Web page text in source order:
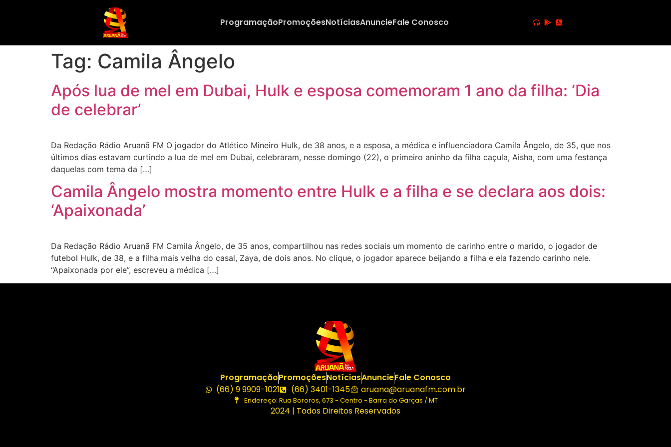
ProgramaçãoPromoçõesNotíciasAnuncieFale Conosco
Tag: Camila Ângelo
Após lua de mel em Dubai, Hulk e esposa comemoram 1 ano da filha: ‘Dia
de celebrar’
Da Redação Rádio Aruanã FM O jogador do Atlético Mineiro Hulk, de 38 anos, e a esposa, a médica e influenciadora Camila Ângelo, de 35, que nos
últimos dias estavam curtindo a lua de mel em Dubai, celebraram, nesse domingo (22), o primeiro aninho da filha caçula, Aisha, com uma festança
daquelas com tema da […]
Camila Ângelo mostra momento entre Hulk e a filha e se declara aos dois:
‘Apaixonada’
Da Redação Rádio Aruanã FM Camila Ângelo, de 35 anos, compartilhou nas redes sociais um momento de carinho entre o marido, o jogador de
futebol Hulk, de 38, e a filha mais velha do casal, Zaya, de dois anos. No clique, o jogador aparece beijando a filha e ela fazendo carinho nele.
“Apaixonada por ele”, escreveu a médica […]
ProgramaçãoPromoçõesNotíciasAnuncieFale Conosco
(66) 9 9909-1021
(66) 3401-1345 aruana@aruanafm.com.br
Endereço: Rua Bororos, 673 - Centro - Barra do Garças / MT
2024 | Todos Direitos Reservados